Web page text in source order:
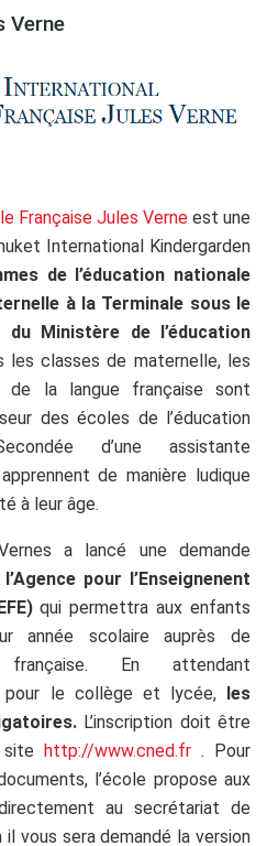
Verne
Française Jules Verne est une
International Kindergarden
de l’éducation nationale
à la Terminale sous le
Ministère de l’éducation
les classes de maternelle, les
de la langue française sont
des écoles de l’éducation
d’une assistante
de manière ludique
à leur âge.
a lancé une demande
l’Agence pour l’Enseignenent
qui permettra aux enfants
année scolaire auprès de
française. En attendant
pour le collège et lycée,les
L’inscription doit être
http://www.cned.fr . Pour
l’école propose aux
au secrétariat de
il vous sera demandé la version